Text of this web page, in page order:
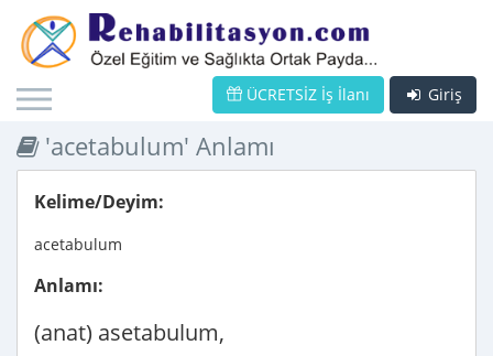
Giriş
ÜCRETSİZ İş İlanı
'acetabulum' Anlamı
Kelime/Deyim:
acetabulum
Anlamı:
(anat) asetabulum,